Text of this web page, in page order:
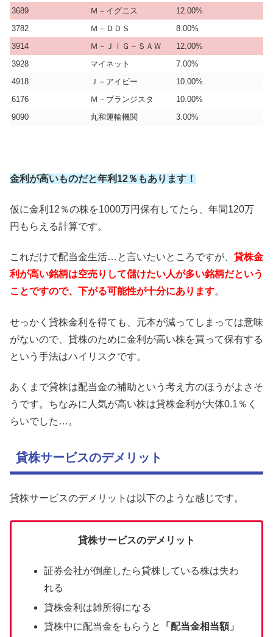
3689
Ｍ－イグニス
12.00%
3782
Ｍ－ＤＤＳ
8.00%
3914
Ｍ－ＪＩＧ－ＳＡＷ
12.00%
3928
マイネット
7.00%
4918
Ｊ－アイビー
10.00%
6176
Ｍ－ブランジスタ
10.00%
9090
丸和運輸機関 3.00%
金利が高いものだと年利12％もあります！
仮に金利12％の株を1000万円保有してたら、年間120万
円もらえる計算です。
これだけで配当金生活…と言いたいところですが、 貸株金
利が高い銘柄は空売りして儲けたい人が多い銘柄だという
ことですので、下がる可能性が十分にあります。
せっかく貸株金利を得ても、元本が減ってしまっては意味
がないので、貸株のために金利が高い株を買って保有する
という手法はハイリスクです。
あくまで貸株は配当金の補助という考え方のほうがよさそ
うです。ちなみに人気が高い株は貸株金利が大体0.1％く
らいでした…。
貸株サービスのデメリット
貸株サービスのデメリットは以下のような感じです。
貸株サービスのデメリット
証券会社が倒産したら貸株している株は失わ
れる
貸株金利は雑所得になる
貸株中に配当金をもらうと
「配当金相当額」